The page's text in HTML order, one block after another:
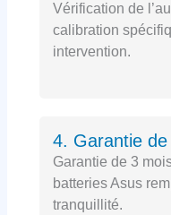
Vérification de
calibration
intervention.
4. Garantie
Garantie de 3
batteries Asus
tranquillité.